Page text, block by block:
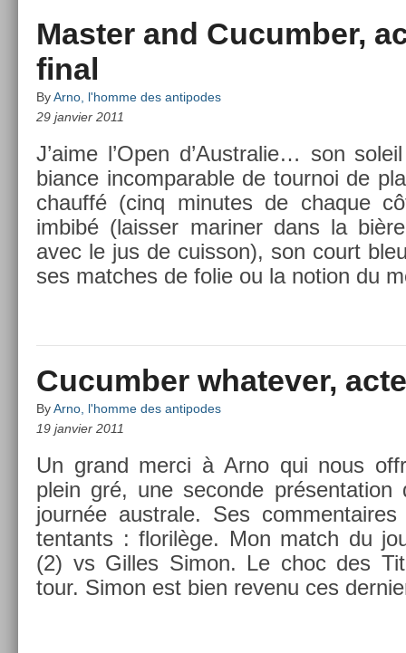
Master and Cucumber,
final
ByArno, l'homme des antipodes
29 janvier 2011
J’aime l’Open d’Australie… son
bian­ce in­com­par­able de tour­noi de
chauffé (cinq minutes de chaque
imbibé (laiss­er marin­er dans la
avec le jus de cuis­son), son court
ses matches de folie ou la no­tion du
Cucumber whatever,
ByArno, l'homme des antipodes
19 janvier 2011
Un grand merci à Arno qui nous
plein gré, une secon­de présen­ta­tion
journée australe. Ses
ten­tants : florilège. Mon match du
(2) vs Gil­les Simon. Le choc des
tour. Simon est bien re­venu ces